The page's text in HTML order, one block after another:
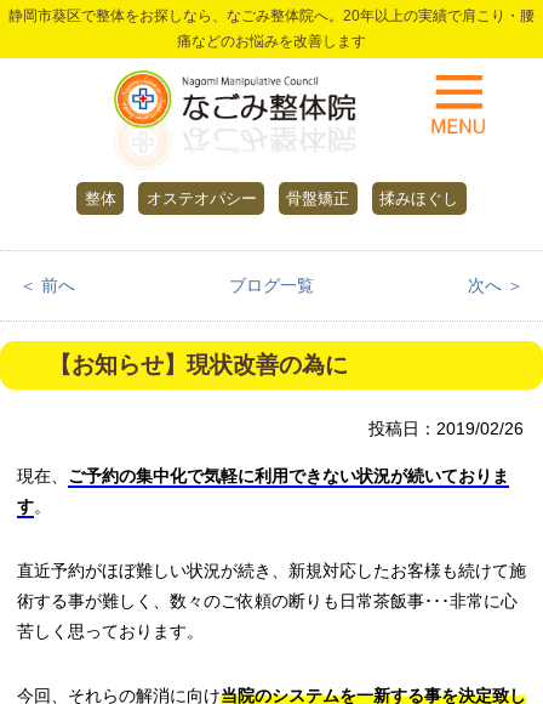
静岡市葵区で整体をお探しなら、なごみ整体院へ。20年以上の実績で肩こり・腰
痛などのお悩みを改善します
整体 オステオパシー 骨盤矯正 揉みほぐし
＜ 前へ ブログ一覧 次へ ＞
【お知らせ】現状改善の為に
投稿日：2019/02/26
現在、 ご予約の集中化で気軽に利用できない状況が続いておりま
す。
直近予約がほぼ難しい状況が続き、新規対応したお客様も続けて施
術する事が難しく、数々のご依頼の断りも日常茶飯事･･･非常に心
苦しく思っております。
今回、それらの解消に向け当院のシステムを一新する事を決定致し